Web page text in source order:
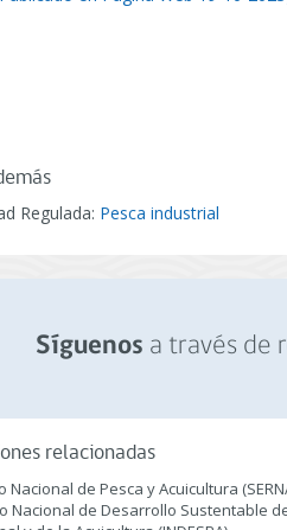
Regulada: Pesca industrial
Síguenos a través de
relacionadas
Nacional de Pesca y Acuicultura
Nacional de Desarrollo Sustentable